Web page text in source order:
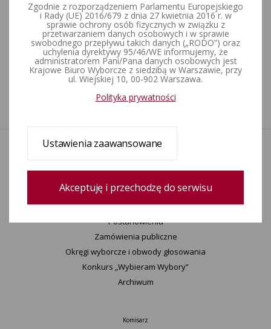
Wybory uzupełniające do Rady Miejskiej w Skale w okręgu
wyborczym nr 2, zarządzone na dzień 29 marca 2026 r.
Wybory uzupełniające do Rady Gminy Biskupice w okręgu
wyborczym nr 1, zarządzone na dzień 29 marca 2026 r.
Wyjaśnienia, stanowiska, komunikaty
Uchwały
Postanowienia
Zamówienia publiczne
Okręgi wyborcze i obwody głosowania
Konkurs „Wybieram Wybory”
Archiwum
Komisarz
Zgodnie z rozporządzeniem Parlamentu Europejskiego
i Rady (UE) 2016/679 z dnia 27 kwietnia 2016 r. w
sprawie ochrony osób fizycznych w związku z
przetwarzaniem danych osobowych i w sprawie
swobodnego przepływu takich danych („RODO”) oraz
uchylenia dyrektywy 95/46/WE informujemy, że
administratorem Pani/Pana danych osobowych jest
Krajowe Biuro Wyborcze z siedzibą w Warszawie, przy
ul. Wiejskiej 10, 00-902 Warszawa.
Polityka prywatności
Ustawienia zaawansowane
Akceptuję i przechodzę do serwisu